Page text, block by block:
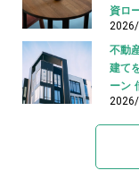
資ロ
不動
建て
ーン